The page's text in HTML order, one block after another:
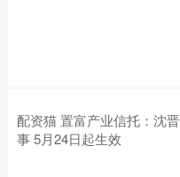
配资猫 置富产业信托：沈
事 5月24日起生效